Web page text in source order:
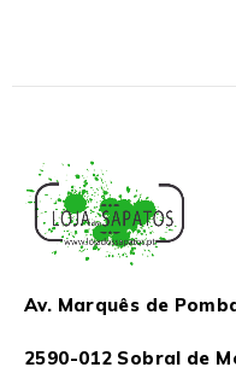
Av. Marquês de
2590-012 Sobral de